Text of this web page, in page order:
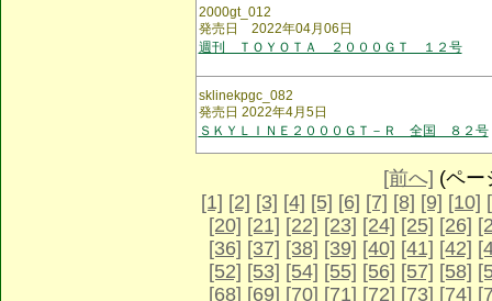
2000gt_012
発売日 2022年04月06日
週刊 ＴＯＹＯＴＡ ２０００ＧＴ １２号
sklinekpgc_082
発売日 2022年4月5日
ＳＫＹＬＩＮＥ２０００ＧＴ－Ｒ 全国 ８２号
[前へ] (ペ
[1] [2] [3] [4] [5] [6] [7] [8] [9] [10]
[20] [21] [22] [23] [24] [25] [26]
[36] [37] [38] [39] [40] [41] [42]
[52] [53] [54] [55] [56] [57] [58]
[68] [69] [70] [71] [72] [73] [74]